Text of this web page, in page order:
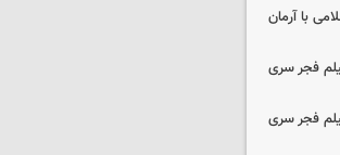
با آرمان
فجر سری
فجر سری